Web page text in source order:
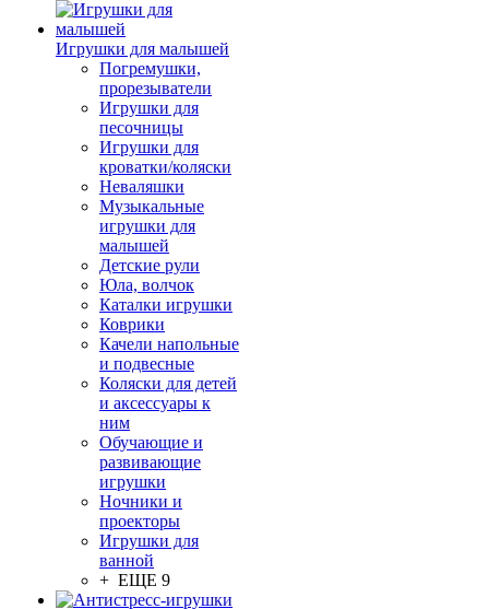
Игрушки для малышей
Погремушки,
прорезыватели
Игрушки для
песочницы
Игрушки для
кроватки/коляски
Неваляшки
Музыкальные
игрушки для
малышей
Детские рули
Юла, волчок
Каталки игрушки
Коврики
Качели напольные
и подвесные
Коляски для детей
и аксессуары к
ним
Обучающие и
развивающие
игрушки
Ночники и
проекторы
Игрушки для
ванной
+ ЕЩЕ 9